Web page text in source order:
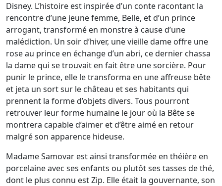
Disney. L’histoire est inspirée d’un conte racontant la
rencontre d’une jeune femme, Belle, et d’un prince
arrogant, transformé en monstre à cause d’une
malédiction. Un soir d’hiver, une vieille dame offre une
rose au prince en échange d’un abri, ce dernier chassa
la dame qui se trouvait en fait être une sorcière. Pour
punir le prince, elle le transforma en une affreuse bête
et jeta un sort sur le château et ses habitants qui
prennent la forme d’objets divers. Tous pourront
retrouver leur forme humaine le jour où la Bête se
montrera capable d’aimer et d’être aimé en retour
malgré son apparence hideuse.
Madame Samovar est ainsi transformée en théière en
porcelaine avec ses enfants ou plutôt ses tasses de thé,
dont le plus connu est Zip. Elle était la gouvernante, son